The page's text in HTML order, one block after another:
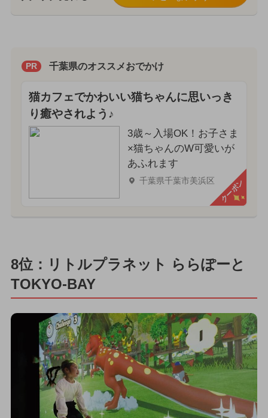
PR 千葉県のオススメおでかけ
猫カフェでかわいい猫ちゃんに思いっき
り癒やされよう♪
3歳～入場OK！お子さま
×猫ちゃんのW可愛いが
あふれます
千葉県千葉市美浜区 クーポン
8位：リトルプラネット ららぽーと
TOKYO-BAY